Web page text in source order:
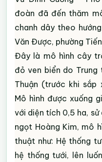
đoàn đã đến thăm
chanh dây theo
Văn Được, phường
Đây là mô hình cây
đỏ ven biển do Trung
Thuận (trước khi sắp
Mô hình được xuống
với diện tích 0,5 ha, sử
ngọt Hoàng Kim, mô
thuật như: Hệ thống
hệ thống tưới, lên